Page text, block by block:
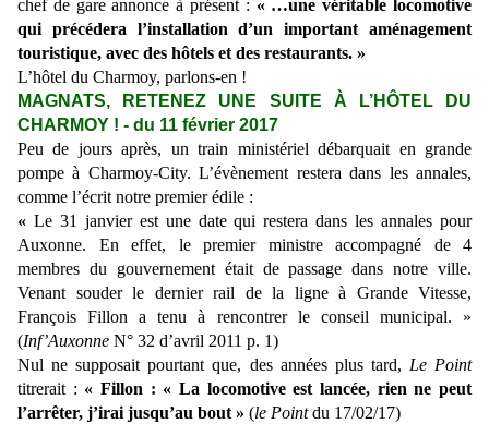
chef de gare annonce à présent : « …une véritable locomotive
qui précédera l’installation d’un important aménagement
touristique, avec des hôtels et des restaurants. »
L’hôtel du Charmoy, parlons-en !
MAGNATS, RETENEZ UNE SUITE À L’HÔTEL DU
CHARMOY ! - du 11 février 2017
Peu de jours après, un train ministériel débarquait en grande
pompe à Charmoy-City. L’évènement restera dans les annales,
comme l’écrit notre premier édile :
« Le 31 janvier est une date qui restera dans les annales pour
Auxonne. En effet, le premier ministre accompagné de 4
membres du gouvernement était de passage dans notre ville.
Venant souder le dernier rail de la ligne à Grande Vitesse,
François Fillon a tenu à rencontrer le conseil municipal. »
(Inf’Auxonne N° 32 d’avril 2011 p. 1)
Nul ne supposait pourtant que, des années plus tard, Le Point
titrerait : « Fillon : « La locomotive est lancée, rien ne peut
l’arrêter, j’irai jusqu’au bout » (le Pointdu 17/02/17)